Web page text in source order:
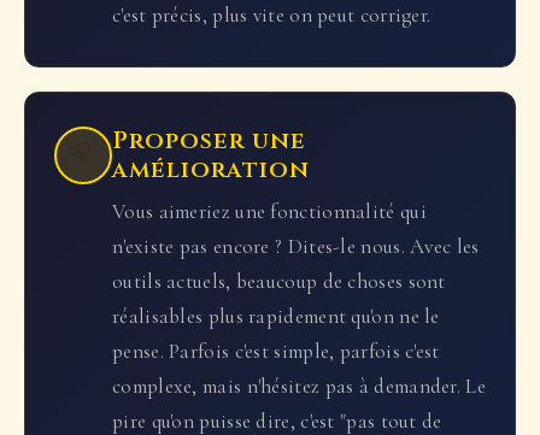
c'est précis, plus vite on peut corriger.
Proposer une
amélioration
Vous aimeriez une fonctionnalité qui
n'existe pas encore ? Dites-le nous. Avec les
outils actuels, beaucoup de choses sont
réalisables plus rapidement qu'on ne le
pense. Parfois c'est simple, parfois c'est
complexe, mais n'hésitez pas à demander. Le
pire qu'on puisse dire, c'est "pas tout de